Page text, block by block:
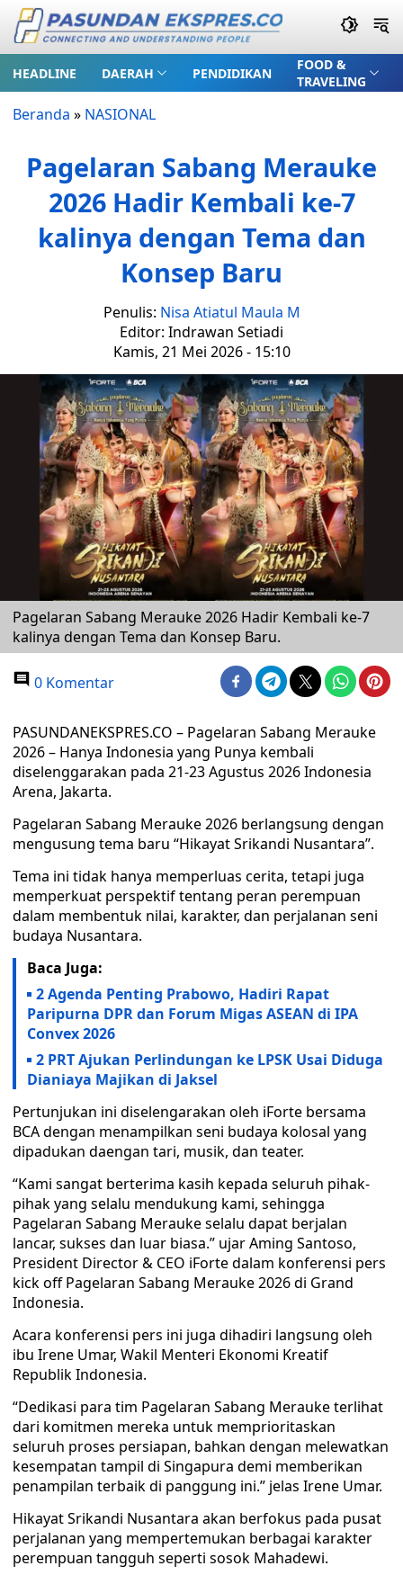
HEADLINE DAERAH PENDIDIKAN
FOOD &
TRAVELING
Beranda » NASIONAL
Pagelaran Sabang Merauke
2026 Hadir Kembali ke-7
kalinya dengan Tema dan
Konsep Baru
Penulis: Nisa Atiatul Maula M
Editor: Indrawan Setiadi
Kamis, 21 Mei 2026 - 15:10
Pagelaran Sabang Merauke 2026 Hadir Kembali ke-7
kalinya dengan Tema dan Konsep Baru.
0 Komentar
PASUNDANEKSPRES.CO – Pagelaran Sabang Merauke
2026 – Hanya Indonesia yang Punya kembali
diselenggarakan pada 21-23 Agustus 2026 Indonesia
Arena, Jakarta.
Pagelaran Sabang Merauke 2026 berlangsung dengan
mengusung tema baru “Hikayat Srikandi Nusantara”.
Tema ini tidak hanya memperluas cerita, tetapi juga
memperkuat perspektif tentang peran perempuan
dalam membentuk nilai, karakter, dan perjalanan seni
budaya Nusantara.
Baca Juga:
2 Agenda Penting Prabowo, Hadiri Rapat
Paripurna DPR dan Forum Migas ASEAN di IPA
Convex 2026
2 PRT Ajukan Perlindungan ke LPSK Usai Diduga
Dianiaya Majikan di Jaksel
Pertunjukan ini diselengarakan oleh iForte bersama
BCA dengan menampilkan seni budaya kolosal yang
dipadukan daengan tari, musik, dan teater.
“Kami sangat berterima kasih kepada seluruh pihak-
pihak yang selalu mendukung kami, sehingga
Pagelaran Sabang Merauke selalu dapat berjalan
lancar, sukses dan luar biasa.” ujar Aming Santoso,
President Director & CEO iForte dalam konferensi pers
kick off Pagelaran Sabang Merauke 2026 di Grand
Indonesia.
Acara konferensi pers ini juga dihadiri langsung oleh
ibu Irene Umar, Wakil Menteri Ekonomi Kreatif
Republik Indonesia.
“Dedikasi para tim Pagelaran Sabang Merauke terlihat
dari komitmen mereka untuk memprioritaskan
seluruh proses persiapan, bahkan dengan melewatkan
kesempatan tampil di Singapura demi memberikan
penampilan terbaik di panggung ini.” jelas Irene Umar.
Hikayat Srikandi Nusantara akan berfokus pada pusat
perjalanan yang mempertemukan berbagai karakter
perempuan tangguh seperti sosok Mahadewi.